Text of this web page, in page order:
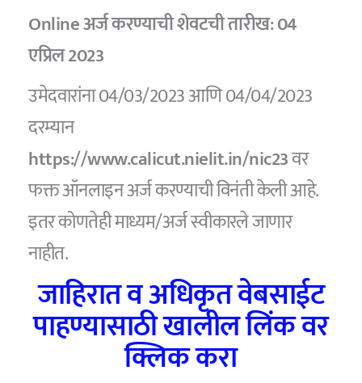
Online अर्ज करण्याची शेवटची तारीख: 04
एप्रिल 2023
उमेदवारांना 04/03/2023 आणि 04/04/2023
दरम्यान
https://www.calicut.nielit.in/nic23वर
फक्त ऑनलाइन अर्ज करण्याची विनंती केली आहे.
इतर कोणतेही माध्यम/अर्ज स्वीकारले जाणार
नाहीत.
जाहिरात व अधिकृत वेबसाईट
पाहण्यासाठी खालील लिंक वर
क्लिक करा